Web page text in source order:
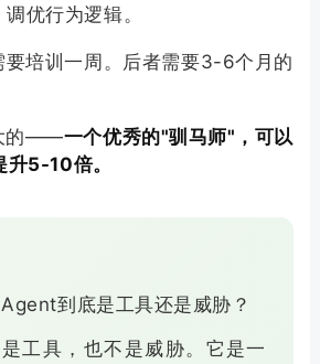
优行为逻辑。
要培训一周。后者需要3-6个月的
的——一个优秀的"驯马师"，可以
5-10倍。
到底是工具还是威胁？
工具，也不是威胁。它是一